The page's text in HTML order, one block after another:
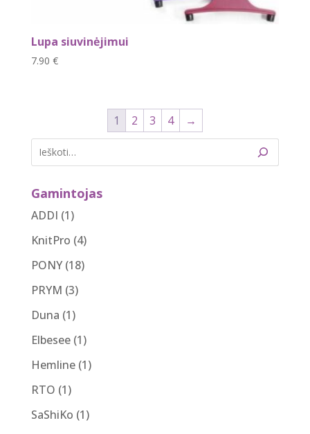
Lupa siuvinėjimui
7.90 €
1 2 3 4 →
Gamintojas
ADDI (1)
KnitPro (4)
PONY (18)
PRYM (3)
Duna (1)
Elbesee (1)
Hemline (1)
RTO (1)
SaShiKo (1)